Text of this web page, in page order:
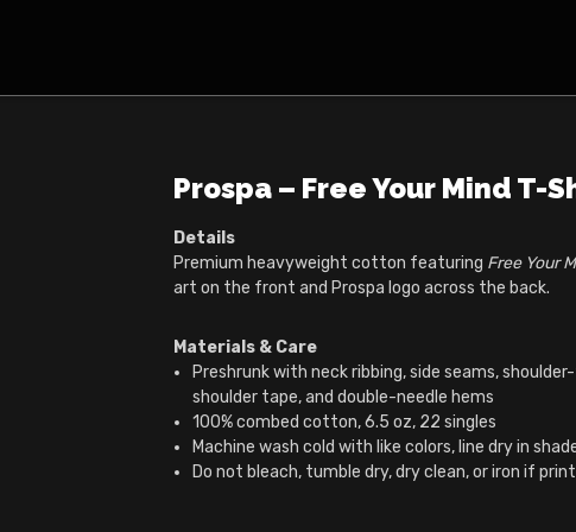
Prospa – Free Your Mind T-
Details
Premium heavyweight cotton featuring Free Your
art on the front and Prospa logo across the back.
Materials & Care
Preshrunk with neck ribbing, side seams,
shoulder tape, and double-needle hems
100% combed cotton, 6.5 oz, 22 singles
Machine wash cold with like colors, line dry in
Do not bleach, tumble dry, dry clean, or iron if